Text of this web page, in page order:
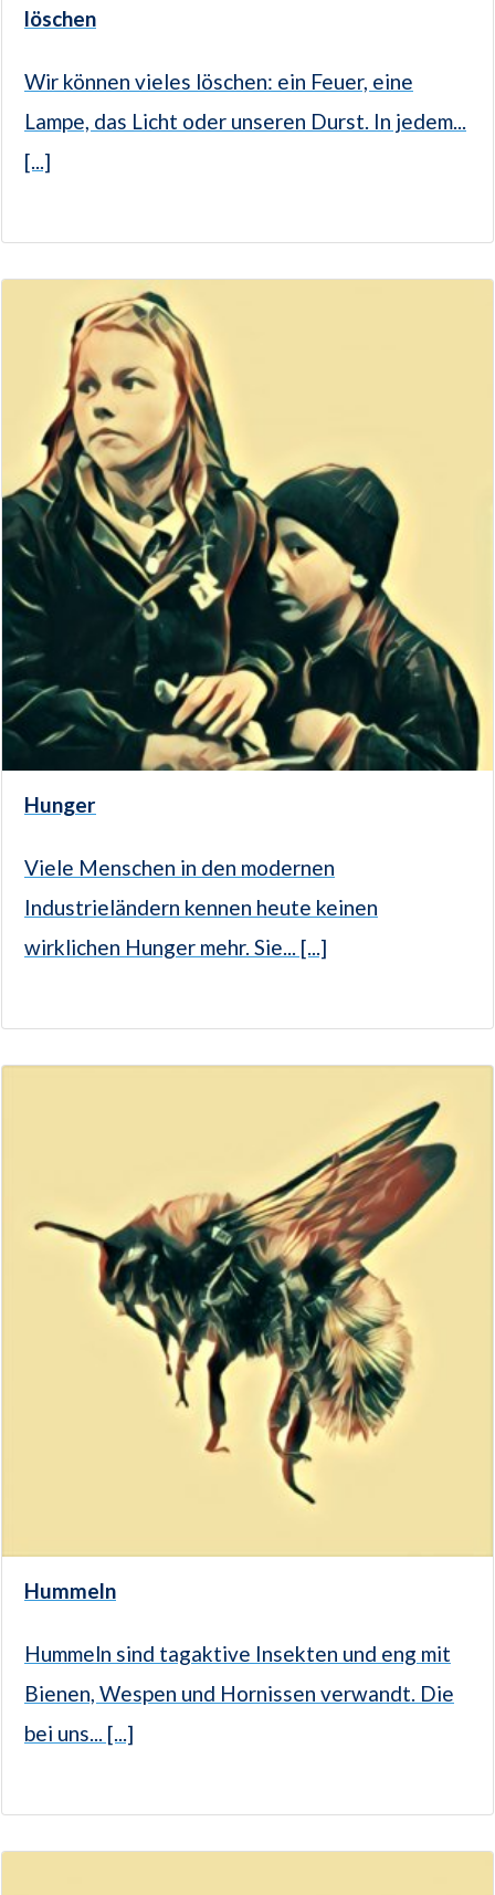
löschen
Wir können vieles löschen: ein Feuer, eine
Lampe, das Licht oder unseren Durst. In jedem...
[...]
Hunger
Viele Menschen in den modernen
Industrieländern kennen heute keinen
wirklichen Hunger mehr. Sie... [...]
Hummeln
Hummeln sind tagaktive Insekten und eng mit
Bienen, Wespen und Hornissen verwandt. Die
bei uns... [...]